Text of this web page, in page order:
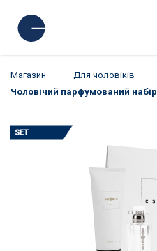
Магазин Для чоловіків
Чоловічий парфумований